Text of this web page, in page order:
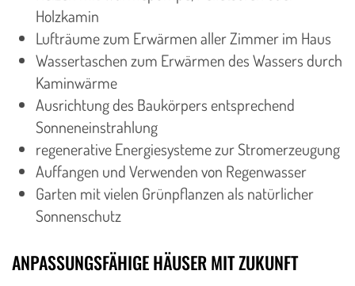
Holzkamin
Lufträume zum Erwärmen aller Zimmer im Haus
Wassertaschen zum Erwärmen des Wassers durch
Kaminwärme
Ausrichtung des Baukörpers entsprechend
Sonneneinstrahlung
regenerative Energiesysteme zur Stromerzeugung
Auffangen und Verwenden von Regenwasser
Garten mit vielen Grünpflanzen als natürlicher
Sonnenschutz
ANPASSUNGSFÄHIGE HÄUSER MIT ZUKUNFT